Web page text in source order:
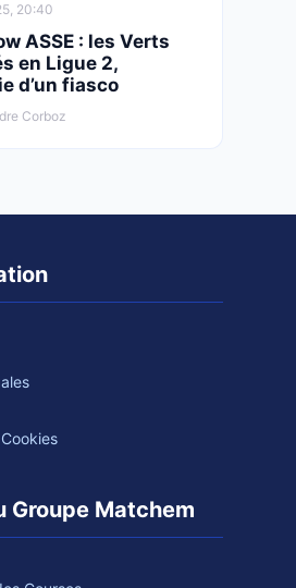
20:40
ASSE : les Verts
en Ligue 2,
d’un fiasco
Corboz
Groupe Matchem